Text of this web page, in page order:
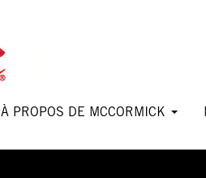
À PROPOS DE MCCORMICK